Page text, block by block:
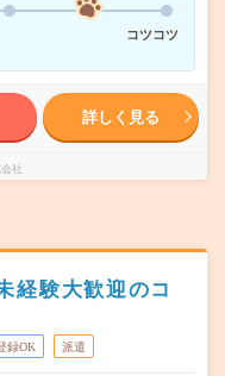
コツコツ
詳しく見る
社
経験大歓迎のコ
録OK 派遣